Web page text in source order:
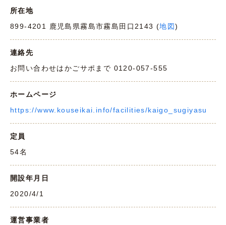
所在地
899-4201 鹿児島県霧島市霧島田口2143 (地図)
連絡先
お問い合わせはかごサポまで 0120-057-555
ホームページ
https://www.kouseikai.info/facilities/kaigo_sugiyasu
定員
54名
開設年月日
2020/4/1
運営事業者